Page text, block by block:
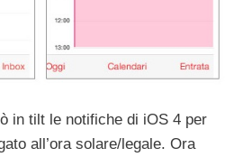
in tilt le notifiche di iOS 4 per
all’ora solare/legale. Ora